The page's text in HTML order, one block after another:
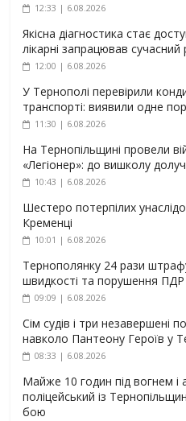
12:33 | 6.08.2026
Якісна діагностика стає
лікарні запрацював сучасний
12:00 | 6.08.2026
У Тернополі перевірили
транспорті: виявили одне
11:30 | 6.08.2026
На Тернопільщині провели
«Легіонер»: до вишколу
10:43 | 6.08.2026
Шестеро потерпілих
Кременці
10:01 | 6.08.2026
Тернополянку 24 рази
швидкості та порушення ПДР
09:09 | 6.08.2026
Сім судів і три незавершені
навколо Пантеону Героїв у
08:33 | 6.08.2026
Майже 10 годин під вогнем і
поліцейський із
бою